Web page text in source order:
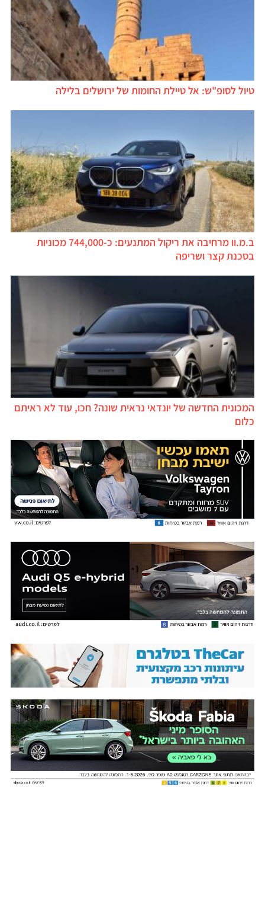
טיול לסופ"ש: אל טיילת החומות של ירושלים בלילה
ב.מ.וו מרחיבה את ריקול המתנעים: כ-744,000 מכוניות
בסכנת קצר ושריפה
המכונית החדשה של יונדאי נראית שונה? חכו, עוד לא ראיתם
כלום